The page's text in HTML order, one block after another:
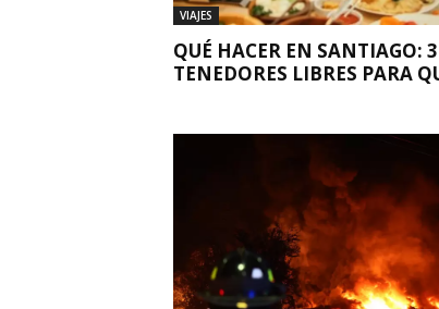
VIAJES
QUÉ HACER EN SANTIAGO: 3
TENEDORES LIBRES PARA